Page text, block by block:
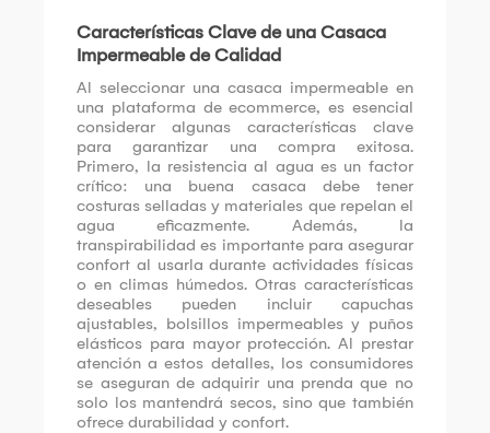
Características Clave de una Casaca
Impermeable de Calidad
Al seleccionar una casaca impermeable en
una plataforma de ecommerce, es esencial
considerar algunas características clave
para garantizar una compra exitosa.
Primero, la resistencia al agua es un factor
crítico: una buena casaca debe tener
costuras selladas y materiales que repelan el
agua eficazmente. Además, la
transpirabilidad es importante para asegurar
confort al usarla durante actividades físicas
o en climas húmedos. Otras características
deseables pueden incluir capuchas
ajustables, bolsillos impermeables y puños
elásticos para mayor protección. Al prestar
atención a estos detalles, los consumidores
se aseguran de adquirir una prenda que no
solo los mantendrá secos, sino que también
ofrece durabilidad y confort.